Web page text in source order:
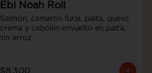
Ebi Noah Roll
Salmón, camarón furai, palta, queso
crema y cebollín envuelto en palta,
sin arroz.
$8.300